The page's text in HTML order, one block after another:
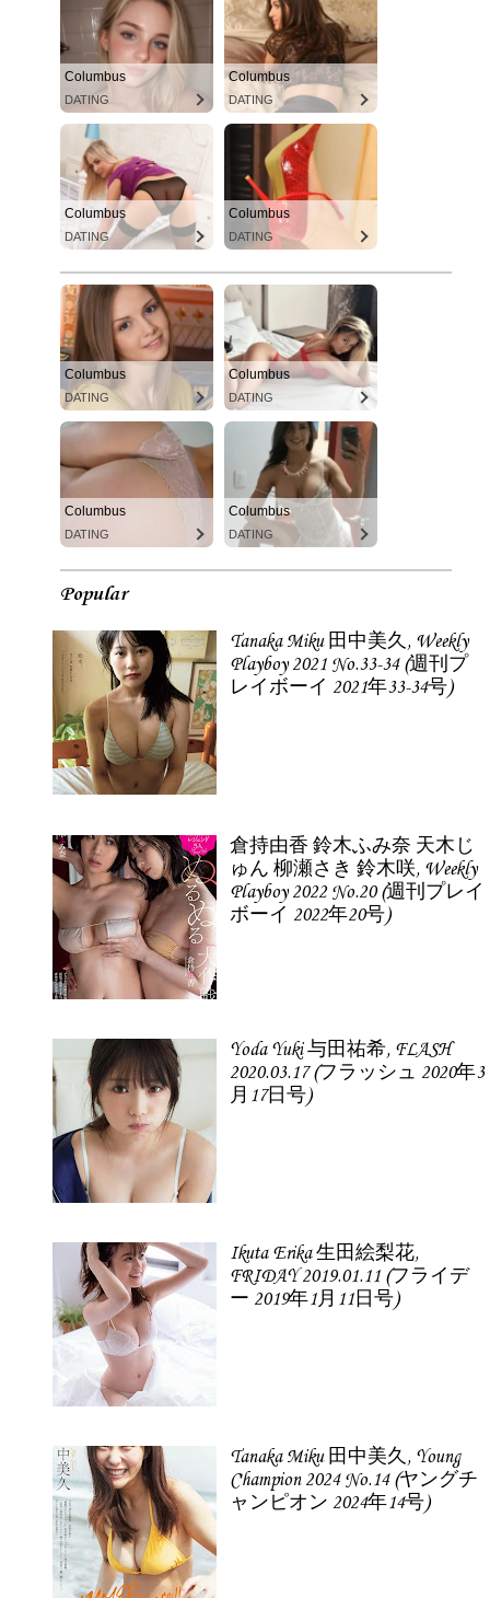
Columbus
DATING
Columbus
DATING
Columbus
DATING
Columbus
DATING
Columbus
DATING
Columbus
DATING
Columbus
DATING
Columbus
DATING
Popular
Tanaka Miku 田中美久, Weekly
Playboy 2021 No.33-34 (週刊プ
レイボーイ 2021年33-34号)
倉持由香 鈴木ふみ奈 天木じ
ゅん 柳瀬さき 鈴木咲, Weekly
Playboy 2022 No.20 (週刊プレイ
ボーイ 2022年20号)
Yoda Yuki 与田祐希, FLASH
2020.03.17 (フラッシュ 2020年3
月17日号)
Ikuta Erika 生田絵梨花,
FRIDAY 2019.01.11 (フライデ
ー 2019年1月11日号)
Tanaka Miku 田中美久, Young
Champion 2024 No.14 (ヤングチ
ャンピオン 2024年14号)